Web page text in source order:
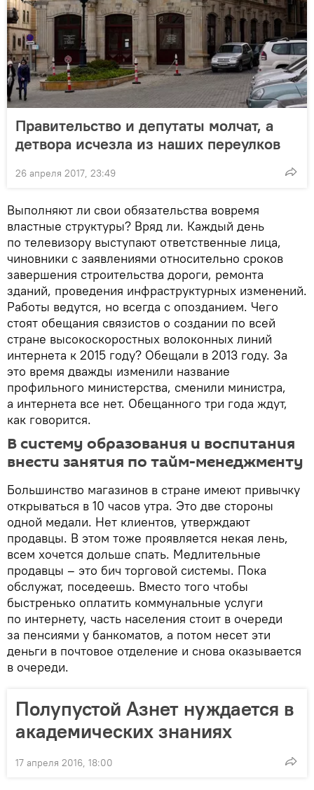
Правительство и депутаты молчат, а
детвора исчезла из наших переулков
26 апреля 2017, 23:49
Выполняют ли свои обязательства вовремя
властные структуры? Вряд ли. Каждый день
по телевизору выступают ответственные лица,
чиновники с заявлениями относительно сроков
завершения строительства дороги, ремонта
зданий, проведения инфраструктурных изменений.
Работы ведутся, но всегда с опозданием. Чего
стоят обещания связистов о создании по всей
стране высокоскоростных волоконных линий
интернета к 2015 году? Обещали в 2013 году. За
это время дважды изменили название
профильного министерства, сменили министра,
а интернета все нет. Обещанного три года ждут,
как говорится.
В систему образования и воспитания
внести занятия по тайм-менеджменту
Большинство магазинов в стране имеют привычку
открываться в 10 часов утра. Это две стороны
одной медали. Нет клиентов, утверждают
продавцы. В этом тоже проявляется некая лень,
всем хочется дольше спать. Медлительные
продавцы – это бич торговой системы. Пока
обслужат, поседеешь. Вместо того чтобы
быстренько оплатить коммунальные услуги
по интернету, часть населения стоит в очереди
за пенсиями у банкоматов, а потом несет эти
деньги в почтовое отделение и снова оказывается
в очереди.
Полупустой Азнет нуждается в
академических знаниях
17 апреля 2016, 18:00